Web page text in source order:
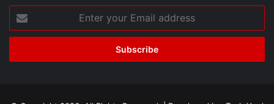
your
Email